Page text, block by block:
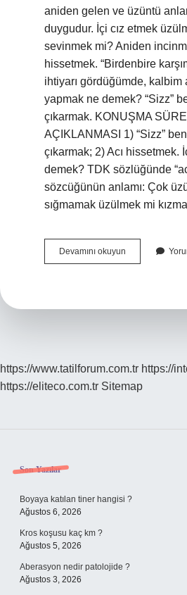
aniden gelen ve üzüntü
duygudur. İçi cız etmek
sevinmek mi? Aniden
hissetmek. “Birdenbire
ihtiyarı gördüğümde, kalbim
yapmak ne demek? “Sizz”
çıkarmak. KONUŞMA
AÇIKLANMASI 1) “Sizz”
çıkarmak; 2) Acı hissetmek.
demek? TDK sözlüğünde
sözcüğünün anlamı: Çok
sığmamak üzülmek mi
Devamını okuyun
Cız
https://www.tatilforum.com.tr https://
https://eliteco.com.tr Sitemap
Sidebar
Son Yazılar
Boyaya katılan tiner hangisi ?
Ağustos 6, 2026
Kros koşusu kaç km ?
Ağustos 5, 2026
Aberasyon nedir patolojide ?
Ağustos 3, 2026